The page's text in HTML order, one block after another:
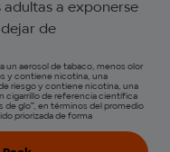
adultas a exponerse
dejar de
un aerosol de tabaco, menos olor
y contiene nicotina, una
riesgo y contiene nicotina, una
cigarrillo de referencia científica
de glo™, en términos del promedio
priorizada de forma